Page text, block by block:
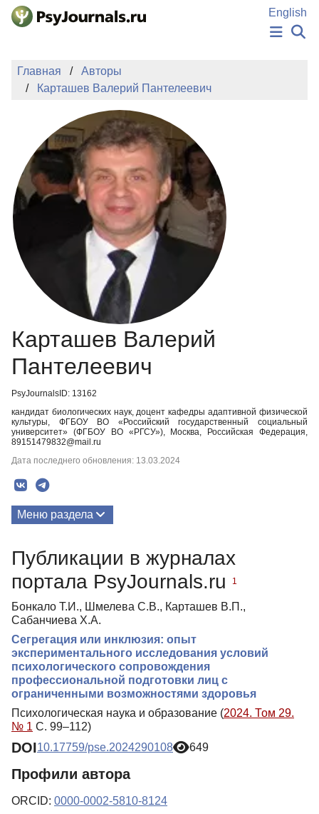
Перейти к основному содержанию
English
ИЗДАНИЯ
ПОДАТЬ РУКОПИСЬ
БАЗА ЗНАНИЙ
КЛЮЧЕВЫЕ СЛОВА
Регистрация
Главная
Авторы
Карташев Валерий Пантелеевич
Карташев Валерий
Пантелеевич
PsyJournalsID: 13162
кандидат биологических наук, доцент кафедры адаптивной физической
культуры, ФГБОУ ВО «Российский государственный социальный
университет» (ФГБОУ ВО «РГСУ»), Москва, Российская Федерация,
89151479832@mail.ru
Дата последнего обновления: 13.03.2024
Меню раздела
Публикации в журналах
портала PsyJournals.ru
1
Бонкало Т.И., Шмелева С.В., Карташев В.П.,
Сабанчиева Х.А.
Сегрегация или инклюзия: опыт
экспериментального исследования условий
психологического сопровождения
профессиональной подготовки лиц с
ограниченными возможностями здоровья
Психологическая наука и образование (2024. Том 29.
№ 1 С. 99–112)
DOI10.17759/pse.2024290108 649
Профили автора
ORCID: 0000-0002-5810-8124